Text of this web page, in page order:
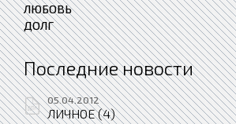
ЛЮБОВЬ
ДОЛГ
Последние новости
05.04.2012
ЛИЧНОЕ (4)